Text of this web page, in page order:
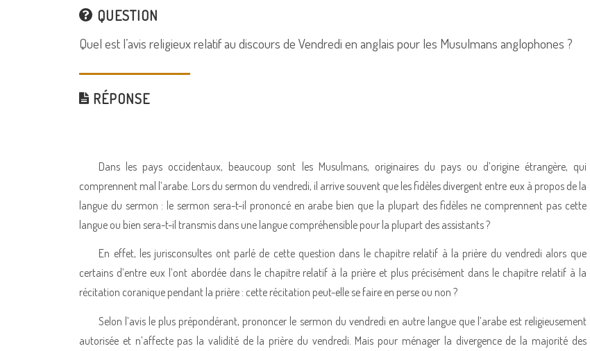
QUESTION
Quel est l’avis religieux relatif au discours de Vendredi en anglais pour les Musulmans anglophones ?
RÉPONSE
Dans les pays occidentaux, beaucoup sont les Musulmans, originaires du pays ou d’origine étrangère, qui
comprennent mal l’arabe. Lors du sermon du vendredi, il arrive souvent que les fidèles divergent entre eux à propos de la
langue du sermon : le sermon sera-t-il prononcé en arabe bien que la plupart des fidèles ne comprennent pas cette
langue ou bien sera-t-il transmis dans une langue compréhensible pour la plupart des assistants ?
En effet, les jurisconsultes ont parlé de cette question dans le chapitre relatif à la prière du vendredi alors que
certains d’entre eux l’ont abordée dans le chapitre relatif à la prière et plus précisément dans le chapitre relatif à la
récitation coranique pendant la prière : cette récitation peut-elle se faire en perse ou non ?
Selon l’avis le plus prépondérant, prononcer le sermon du vendredi en autre langue que l’arabe est religieusement
autorisée et n’affecte pas la validité de la prière du vendredi. Mais pour ménager la divergence de la majorité des